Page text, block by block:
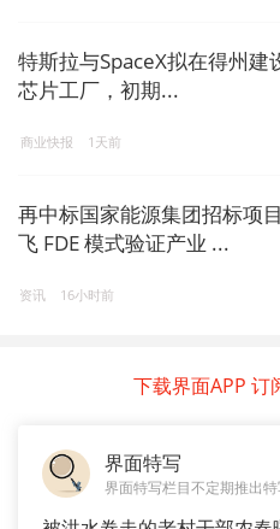
特斯拉与SpaceX拟在得州建
芯片工厂，初期...
商业快报 1天前
再中标国家能源集团招标项
飞 FDE 模式验证产业 ...
资讯 16小时前
下载界面APP 订
界面特写
界面特写栏目不定期推出特